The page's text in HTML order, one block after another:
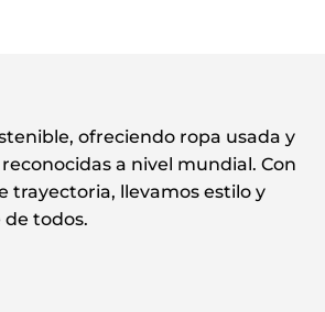
ofreciendo ropa usada y
a nivel mundial. Con
trayectoria, llevamos estilo y
de todos.